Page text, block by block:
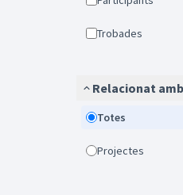
Trobades
Relacionat amb
Totes
Projectes